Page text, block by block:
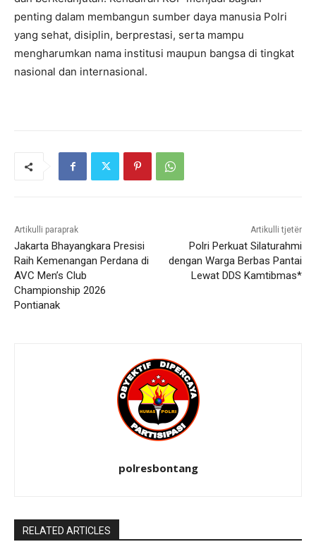
penting dalam membangun sumber daya manusia Polri
yang sehat, disiplin, berprestasi, serta mampu
mengharumkan nama institusi maupun bangsa di tingkat
nasional dan internasional.
Artikulli paraprak
Jakarta Bhayangkara Presisi
Raih Kemenangan Perdana di
AVC Men’s Club
Championship 2026
Pontianak
Artikulli tjetër
Polri Perkuat Silaturahmi
dengan Warga Berbas Pantai
Lewat DDS Kamtibmas*
polresbontang
RELATED ARTICLES